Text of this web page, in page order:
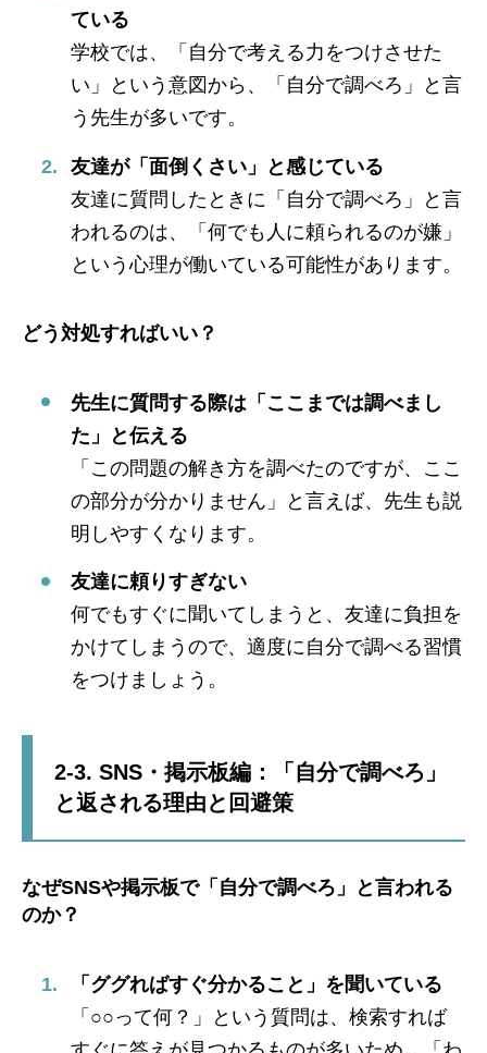
ている
学校では、「自分で考える力をつけさせた
い」という意図から、「自分で調べろ」と言
う先生が多いです。
友達が「面倒くさい」と感じている
友達に質問したときに「自分で調べろ」と言
われるのは、「何でも人に頼られるのが嫌」
という心理が働いている可能性があります。
どう対処すればいい？
先生に質問する際は「ここまでは調べまし
た」と伝える
「この問題の解き方を調べたのですが、ここ
の部分が分かりません」と言えば、先生も説
明しやすくなります。
友達に頼りすぎない
何でもすぐに聞いてしまうと、友達に負担を
かけてしまうので、適度に自分で調べる習慣
をつけましょう。
2-3. SNS・掲示板編：「自分で調べろ」
と返される理由と回避策
なぜSNSや掲示板で「自分で調べろ」と言われる
のか？
「ググればすぐ分かること」を聞いている
「○○って何？」という質問は、検索すれば